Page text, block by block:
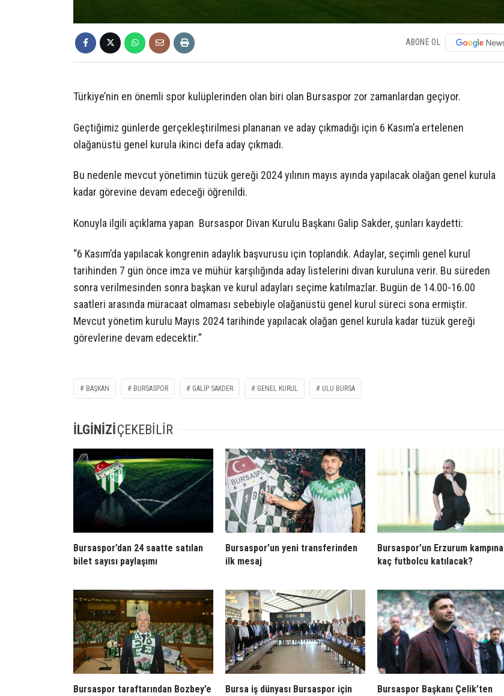
ABONE OL
Türkiye’nin en önemli spor kulüplerinden olan biri olan Bursaspor zor zamanlardan geçiyor.
Geçtiğimiz günlerde gerçekleştirilmesi plananan ve aday çıkmadığı için 6 Kasım’a ertelenen
olağanüstü genel kurula ikinci defa aday çıkmadı.
Bu nedenle mevcut yönetimin tüzük gereği 2024 yılının mayıs ayında yapılacak olağan genel kurula
kadar görevine devam edeceği öğrenildi.
Konuyla ilgili açıklama yapan Bursaspor Divan Kurulu Başkanı Galip Sakder, şunları kaydetti:
“6 Kasım’da yapılacak kongrenin adaylık başvurusu için toplandık. Adaylar, seçimli genel kurul
tarihinden 7 gün önce imza ve mühür karşılığında aday listelerini divan kuruluna verir. Bu süreden
sonra verilmesinden sonra başkan ve kurul adayları seçime katılmazlar. Bugün de 14.00-16.00
saatleri arasında müracaat olmaması sebebiyle olağanüstü genel kurul süreci sona ermiştir.
Mevcut yönetim kurulu Mayıs 2024 tarihinde yapılacak olağan genel kurula kadar tüzük gereği
görevlerine devam edecektir.”
BAŞKAN BURSASPOR GALIP SAKDER GENEL KURUL ULU BURSA
İLGİNİZİÇEKEBİLİR
Bursaspor’dan 24 saatte satılan
bilet sayısı paylaşımı
Bursaspor’un yeni transferinden
ilk mesaj
Bursaspor’un Erzurum kampına
kaç futbolcu katılacak?
Bursaspor taraftarından Bozbey’e
Bursa iş dünyası Bursaspor için
Bursaspor Başkanı Çelik’ten